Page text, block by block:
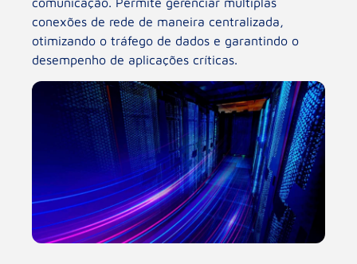
conexões de rede de maneira centralizada,
otimizando o tráfego de dados e garantindo o
desempenho de aplicações críticas.